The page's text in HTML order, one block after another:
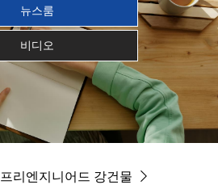
뉴스룸
비디오
프리엔지니어드 강건물